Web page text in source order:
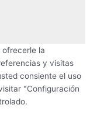
ofrecerle la
y visitas
consiente el uso
"Configuración